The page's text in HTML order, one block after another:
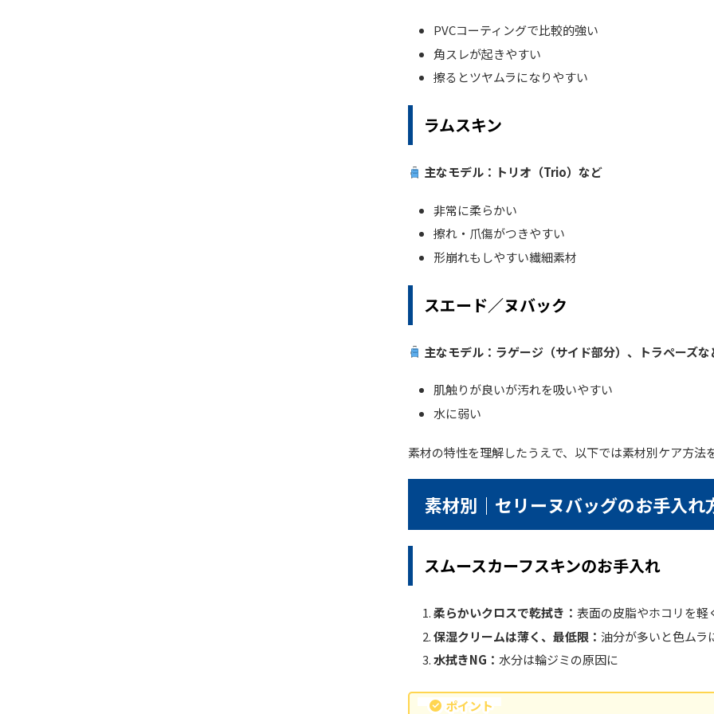
PVCコーティングで比較的強い
角スレが起きやすい
擦るとツヤムラになりやすい
ラムスキン
主なモデル：トリオ（Trio）など
非常に柔らかい
擦れ・爪傷がつきやすい
形崩れもしやすい繊細素材
スエード／ヌバック
主なモデル：ラゲージ（サイド部分）、トラペーズな
肌触りが良いが汚れを吸いやすい
水に弱い
素材の特性を理解したうえで、以下では素材別ケア方法
素材別｜セリーヌバッグのお手入れ
スムースカーフスキンのお手入れ
柔らかいクロスで乾拭き： 表面の皮脂やホコリを軽
保湿クリームは薄く、最低限： 油分が多いと色ムラ
水拭きNG： 水分は輪ジミの原因に
ポイント